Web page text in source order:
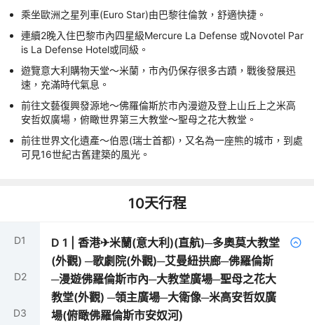
乘坐歐洲之星列車(Euro Star)由巴黎往倫敦，舒適快捷。
連續2晚入住巴黎市內四星級Mercure La Defense 或Novotel Par
is La Defense Hotel或同級。
遊覽意大利購物天堂～米蘭，市內仍保存很多古蹟，戰後發展迅
速，充滿時代氣息。
前往文藝復興發源地～佛羅倫斯於市內漫遊及登上山丘上之米高
安哲奴廣場，俯瞰世界第三大教堂～聖母之花大教堂。
前往世界文化遺產～伯恩(瑞士首都)，又名為一座熊的城市，到處
可見16世紀古舊建築的風光。
10天行程
D1
D2
D3
D1 |香港✈米蘭(意大利)(直航)─多奧莫大教堂
(外觀) ─歌劇院(外觀)─艾曼紐拱廊─佛羅倫斯
─漫遊佛羅倫斯市內─大教堂廣場─聖母之花大
教堂(外觀) ─領主廣場─大衛像─米高安哲奴廣
場(俯瞰佛羅倫斯市安奴河)